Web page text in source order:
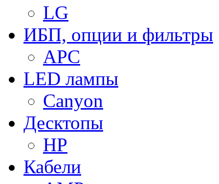
LG
ИБП, опции и фильтры
APC
LED лампы
Canyon
Десктопы
HP
Кабели